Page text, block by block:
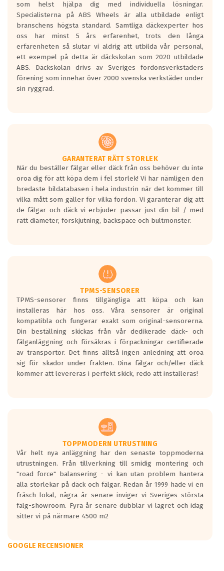
den kortaste bromssträckan och F är den
längsta.
Inga D eller G betyg delas ut för
personbilar och lätta lastbilar.
Betyget sätts efter ett test där däcken
skall bromsa in på en väg där det ligger
0.5-1.5 mm vatten.
I 80km/h kommer skillnaden på
Vid körning i över 50km/h brukar
rullmotståndets ljud överträffa
motorljudet.
På däckmärkningen kommer det finnas
en symbol av ett däck med vågar. Hög
bullernivå markeras med svarta vågor
medans de vita vågorna påvisar om det är
ett tyst däck.
regelverket som introduceras år 2016.
Ett däck med två svarta vågor är redan
godkända för år 2016 nya regelverk.
Ett däck med en svart våg kommer vara
minst tre decibel tystare än det
regelverk som börjar gälla 2016.
som helst hjälpa dig med individuella lösningar.
Specialisterna på ABS Wheels är alla utbildade enligt
branschens högsta standard. Samtliga däckexperter hos
oss har minst 5 års erfarenhet, trots den långa
erfarenheten så slutar vi aldrig att utbilda vår personal,
ett exempel på detta är däckskolan som 2020 utbildade
ABS. Däckskolan drivs av Sveriges fordonsverkstäders
förening som innehar över 2000 svenska verkstäder under
sin ryggrad.
GARANTERAT RÄTT STORLEK
När du beställer fälgar eller däck från oss behöver du inte
oroa dig för att köpa dem i fel storlek! Vi har nämligen den
bredaste bildatabasen i hela industrin när det kommer till
vilka mått som gäller för vilka fordon. Vi garanterar dig att
de fälgar och däck vi erbjuder passar just din bil / med
rätt diameter, förskjutning, backspace och bultmönster.
TPMS-SENSORER
TPMS-sensorer finns tillgängliga att köpa och kan
installeras här hos oss. Våra sensorer är original
kompatibla och fungerar exakt som original-sensorerna.
Din beställning skickas från vår dedikerade däck- och
fälganläggning och försäkras i förpackningar certifierade
av transportör. Det finns alltså ingen anledning att oroa
sig för skador under frakten. Dina fälgar och/eller däck
kommer att levereras i perfekt skick, redo att installeras!
TOPPMODERN UTRUSTNING
Vår helt nya anläggning har den senaste toppmoderna
utrustningen. Från tillverkning till smidig montering och
"road force" balansering - vi kan utan problem hantera
alla storlekar på däck och fälgar. Redan år 1999 hade vi en
fräsch lokal, några år senare inviger vi Sveriges största
fälg-showroom. Fyra år senare dubblar vi lagret och idag
sitter vi på närmare 4500 m2
GOOGLE RECENSIONER